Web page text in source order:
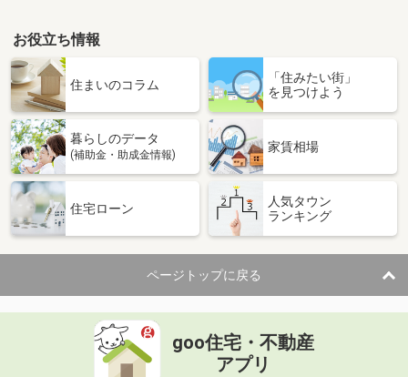
お役立ち情報
住まいのコラム
「住みたい街」
を見つけよう
暮らしのデータ
(補助金・助成金情報)
家賃相場
住宅ローン
人気タウン
ランキング
ページトップに戻る
goo住宅・不動産
アプリ